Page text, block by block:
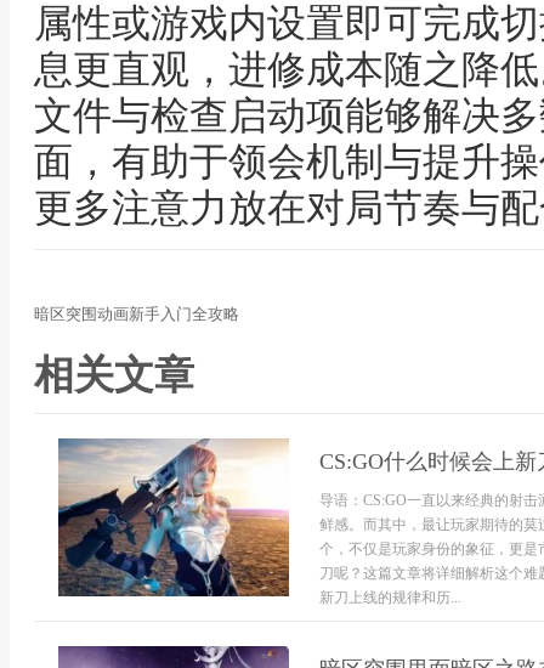
属性或游戏内设置即可完成
息更直观，进修成本随之降
文件与检查启动项能够解决
面，有助于领会机制与提升
更多注意力放在对局节奏与
暗区突围动画新手入门全攻略
相关文章
CS:GO什么时候会上新
导语：CS:GO一直以来经典的射
鲜感。而其中，最让玩家期待的
个，不仅是玩家身份的象征，更
刀呢？这篇文章将详细解析这个
新刀上线的规律和历...